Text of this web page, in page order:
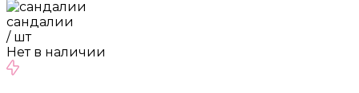
сандалии
/ шт
Нет в наличии